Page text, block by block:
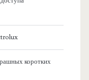
коротких